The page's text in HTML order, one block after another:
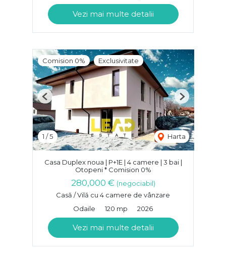
Vezi mai multe detalii
Comision 0% Exclusivitate
1 /5 Harta
Previous Next
Casa Duplex noua | P+1E | 4 camere | 3 bai |
Otopeni * Comision 0%
280,000 € (negociabil)
Casă / Vilă cu 4 camere de vânzare
Odaile
120 mp 2026
Vezi mai multe detalii